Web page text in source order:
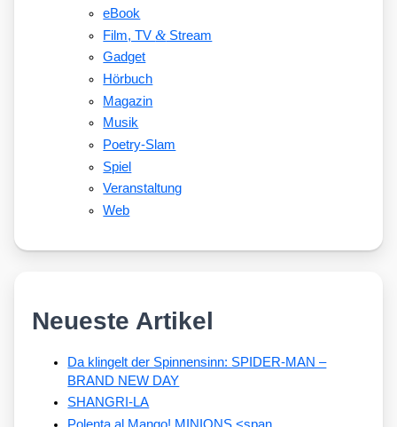
eBook
Film, TV&Stream
Gadget
Hörbuch
Magazin
Musik
Poetry-Slam
Spiel
Veranstaltung
Web
Neueste Artikel
Da klingelt der Spinnensinn: SPIDER-MAN –
BRAND NEW DAY
SHANGRI-LA